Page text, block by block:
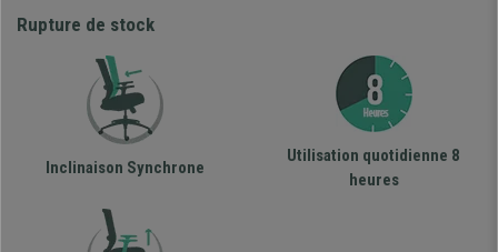
Rupture de stock
Inclinaison Synchrone
Utilisation quotidienne 8
heures